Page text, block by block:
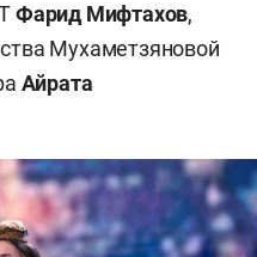
Фарид Мифтахов,
Мухаметзяновой
Айрата